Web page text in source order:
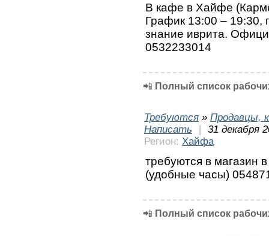
В кафе в Хайфе
График 13:00 – 19:30,
знание иврита.
0532233014
📲 Полный список
Требуются » Продавцы,
Написать
|
31 декабря
Регион: Хайфа
требуются в магазин
(удобные часы)
📲 Полный список